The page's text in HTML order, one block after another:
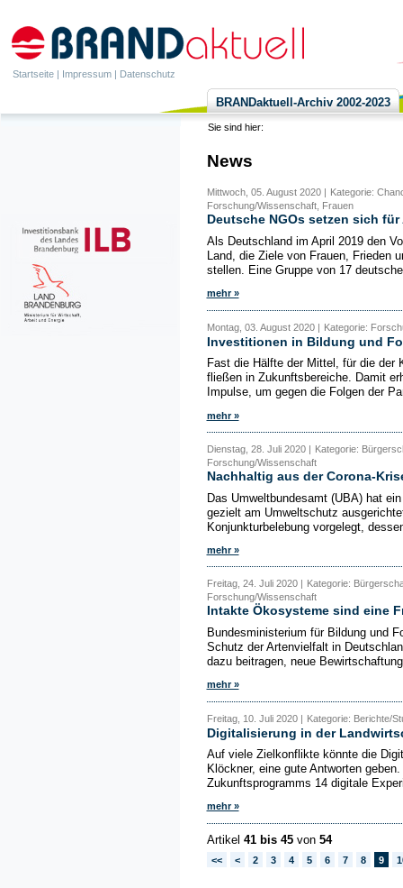
Startseite | Impressum | Datenschutz
BRANDaktuell-Archiv 2002-2023
Sie sind hier:
News
Mittwoch, 05. August 2020 |
Kategorie:
Forschung/Wissenschaft, Frauen
Deutsche NGOs setzen sich
Als Deutschland im April 2019 den
Land, die Ziele von Frauen, Frieden
stellen. Eine Gruppe von 17
mehr »
Montag, 03. August 2020 | Kategorie:
Investitionen in Bildung und
Fast die Hälfte der Mittel, für die der
fließen in Zukunftsbereiche. Damit
Impulse, um gegen die Folgen der
mehr »
Dienstag, 28. Juli 2020 | Kategorie:
Forschung/Wissenschaft
Nachhaltig aus der Corona-
Das Umweltbundesamt (UBA) hat
gezielt am Umweltschutz
Konjunkturbelebung vorgelegt,
mehr »
Freitag, 24. Juli 2020 |
Kategorie:
Forschung/Wissenschaft
Intakte Ökosysteme sind eine
Bundesministerium für Bildung und
Schutz der Artenvielfalt in
dazu beitragen, neue
mehr »
Freitag, 10. Juli 2020 | Kategorie: Berichte/
Digitalisierung in der
Auf viele Zielkonflikte könnte die
Klöckner, eine gute Antworten
Zukunftsprogramms 14 digitale
mehr »
Artikel 41 bis 45von 54
<< < 2 3 4 5 6 7 8 9